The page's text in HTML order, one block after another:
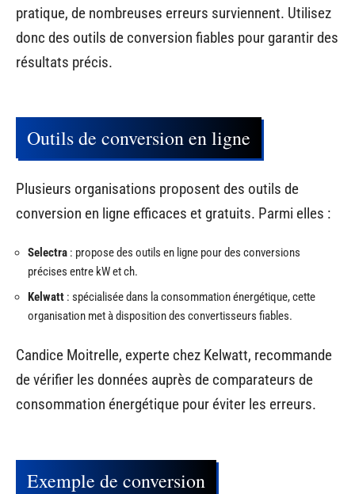
pratique, de nombreuses erreurs surviennent. Utilisez
donc des outils de conversion fiables pour garantir des
résultats précis.
Outils de conversion en ligne
Plusieurs organisations proposent des outils de
conversion en ligne efficaces et gratuits. Parmi elles :
Selectra : propose des outils en ligne pour des conversions
précises entre kW et ch.
Kelwatt : spécialisée dans la consommation énergétique, cette
organisation met à disposition des convertisseurs fiables.
Candice Moitrelle, experte chez Kelwatt, recommande
de vérifier les données auprès de comparateurs de
consommation énergétique pour éviter les erreurs.
Exemple de conversion